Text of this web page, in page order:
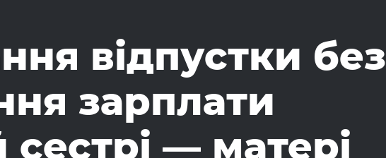
відпустки без
зарплати
— матері